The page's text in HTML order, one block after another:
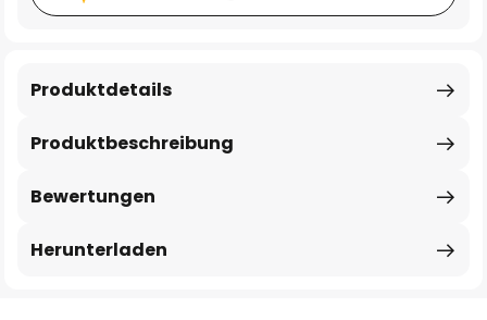
Produktbeschreibung
Produktdetails
Bewertungen
Herunterladen